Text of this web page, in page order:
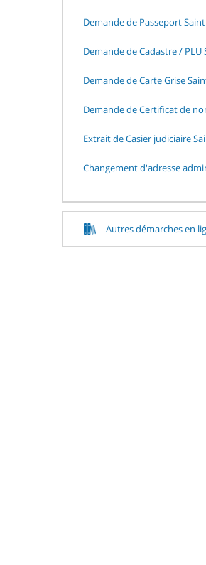
Demande de Passeport
Demande de Cadastre / PLU
Demande de Carte Grise
Demande de Certificat de
Extrait de Casier judiciaire
Changement d'adresse
Autres démarches en